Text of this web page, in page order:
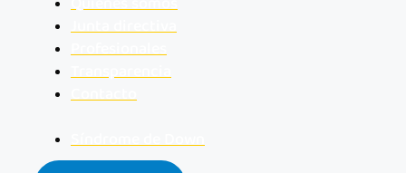
Junta directiva
Profesionales
Transparencia
Contacto
Síndrome de Down